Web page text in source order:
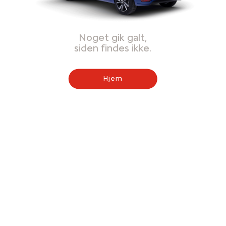
Noget gik galt,
siden findes ikke.
Hjem